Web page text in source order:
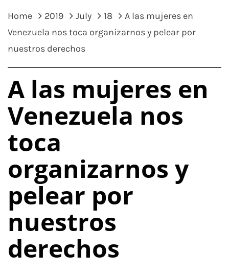
Home 2019 July 18
A las mujeres en
Venezuela nos toca organizarnos y pelear por
nuestros derechos
A las mujeres en
Venezuela nos
toca
organizarnos y
pelear por
nuestros
derechos